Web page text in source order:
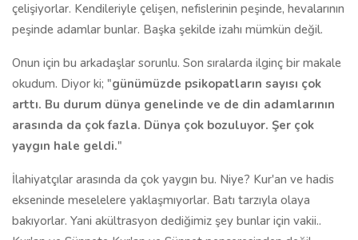
çelişiyorlar. Kendileriyle çelişen, nefislerinin peşinde, hevalarının
peşinde adamlar bunlar. Başka şekilde izahı mümkün değil.
Onun için bu arkadaşlar sorunlu. Son sıralarda ilginç bir makale
okudum. Diyor ki; "günümüzde psikopatların sayısı çok
arttı. Bu durum dünya genelinde ve de din adamlarının
arasında da çok fazla. Dünya çok bozuluyor. Şer çok
yaygın hale geldi."
İlahiyatçılar arasında da çok yaygın bu. Niye? Kur'an ve hadis
ekseninde meselelere yaklaşmıyorlar. Batı tarzıyla olaya
bakıyorlar. Yani akültrasyon dediğimiz şey bunlar için vakii..